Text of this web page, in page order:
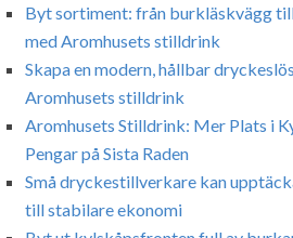
Byt sortiment: från burkläskvägg
med Aromhusets stilldrink
Skapa en modern, hållbar
Aromhusets stilldrink
Aromhusets Stilldrink: Mer Plats i
Pengar på Sista Raden
Små dryckestillverkare kan
till stabilare ekonomi